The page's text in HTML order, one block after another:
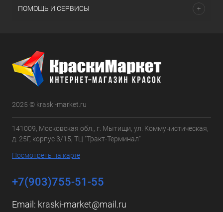
ПОМОЩЬ И СЕРВИСЫ
2025 © kraski-market.ru
141009, Московская обл., г. Мытищи, ул. Коммунистическая,
д. 25Г, корпус 3/15, ТЦ "Тракт-Терминал"
Посмотреть на карте
+7(903)755-51-55
Email: kraski-market@mail.ru